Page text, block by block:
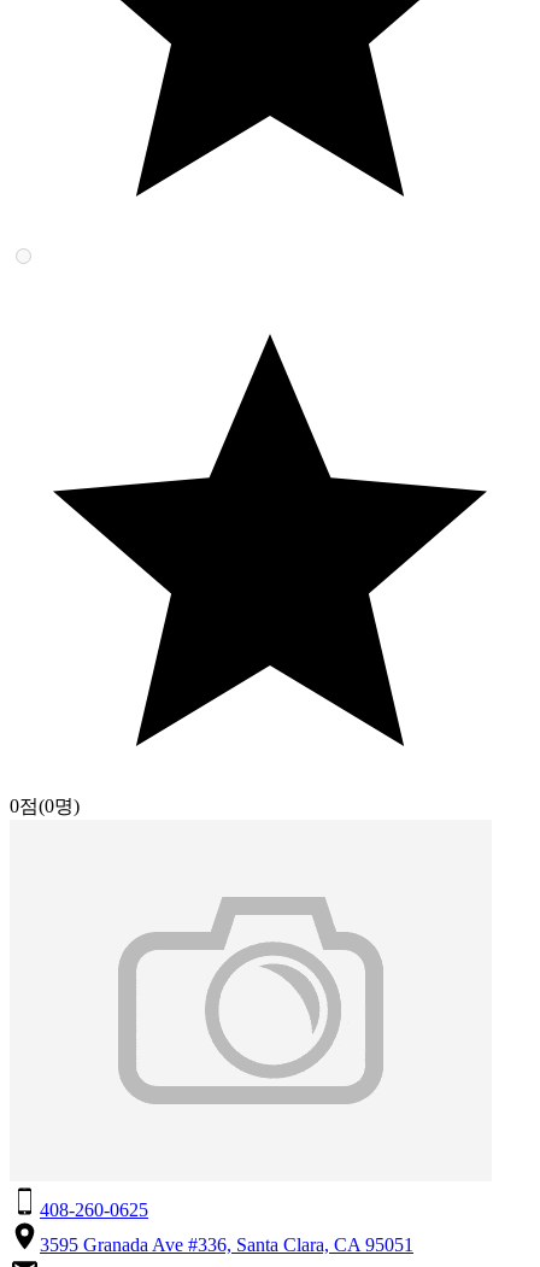
0점(0명)
408-260-0625
3595 Granada Ave #336, Santa Clara, CA 95051